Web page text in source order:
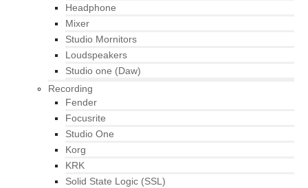
Headphone
Mixer
Studio Mornitors
Loudspeakers
Studio one (Daw)
Recording
Fender
Focusrite
Studio One
Korg
KRK
Solid State Logic (SSL)